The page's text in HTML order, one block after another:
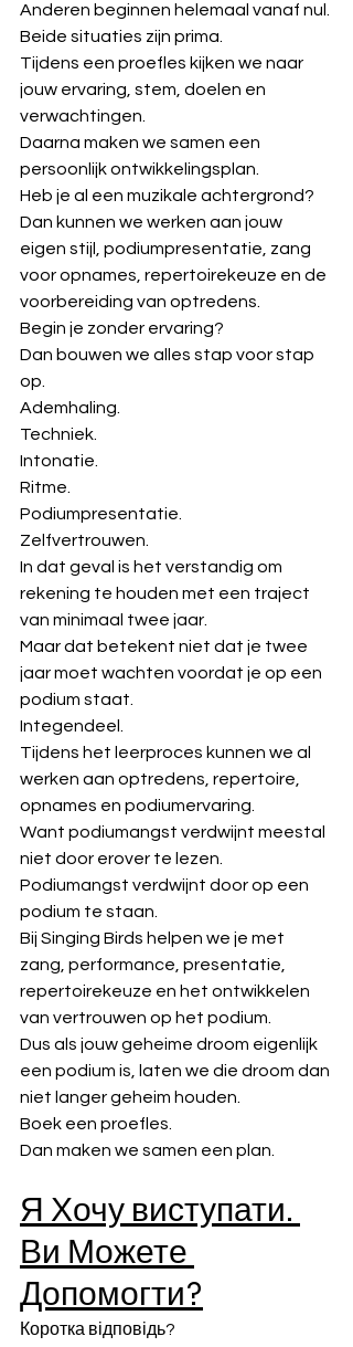
Anderen beginnen helemaal vanaf nul.
Beide situaties zijn prima.
Tijdens een proefles kijken we naar
jouw ervaring, stem, doelen en
verwachtingen.
Daarna maken we samen een
persoonlijk ontwikkelingsplan.
Heb je al een muzikale achtergrond?
Dan kunnen we werken aan jouw
eigen stijl, podiumpresentatie, zang
voor opnames, repertoirekeuze en de
voorbereiding van optredens.
Begin je zonder ervaring?
Dan bouwen we alles stap voor stap
op.
Ademhaling.
Techniek.
Intonatie.
Ritme.
Podiumpresentatie.
Zelfvertrouwen.
In dat geval is het verstandig om
rekening te houden met een traject
van minimaal twee jaar.
Maar dat betekent niet dat je twee
jaar moet wachten voordat je op een
podium staat.
Integendeel.
Tijdens het leerproces kunnen we al
werken aan optredens, repertoire,
opnames en podiumervaring.
Want podiumangst verdwijnt meestal
niet door erover te lezen.
Podiumangst verdwijnt door op een
podium te staan.
Bij Singing Birds helpen we je met
zang, performance, presentatie,
repertoirekeuze en het ontwikkelen
van vertrouwen op het podium.
Dus als jouw geheime droom eigenlijk
een podium is, laten we die droom dan
niet langer geheim houden.
Boek een proefles.
Dan maken we samen een plan.
Я Хочу виступати.
Ви Можете
Допомогти?
Коротка відповідь?